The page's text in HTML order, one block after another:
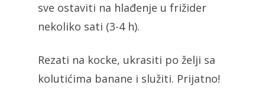
sve ostaviti na hlađenje u frižider
nekoliko sati (3-4 h).
Rezati na kocke, ukrasiti po želji sa
kolutićima banane i služiti. Prijatno!